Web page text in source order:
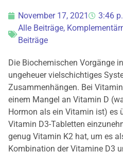
November 17, 2021
3:46
Alle Beiträge,
Beiträge
Die Biochemischen Vorgänge
ungeheuer vielschichtiges
Zusammenhängen. Bei
einem Mangel an Vitamin D
Hormon als ein Vitamin ist) es
Vitamin D3-Tabletten
genug Vitamin K2 hat, um es
Kombination der Vitamine D3